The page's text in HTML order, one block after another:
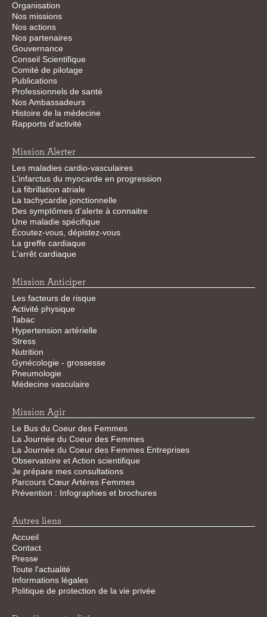
Organisation
Nos missions
Nos actions
Nos partenaires
Gouvernance
Conseil Scientifique
Comité de pilotage
Publications
Professionnels de santé
Nos Ambassadeurs
Histoire de la médecine
Rapports d'activité
Mission Alerter
Les maladies cardio-vasculaires
L'infarctus du myocarde en progression
La fibrillation atriale
La tachycardie jonctionnelle
Des symptômes d’alerte à connaitre
Une maladie spécifique
Écoutez-vous, dépistez-vous
La greffe cardiaque
L'arrêt cardiaque
Mission Anticiper
Les facteurs de risque
Activité physique
Tabac
Hypertension artérielle
Stress
Nutrition
Gynécologie - grossesse
Pneumologie
Médecine vasculaire
Mission Agir
Le Bus du Coeur des Femmes
La Journée du Coeur des Femmes
La Journée du Coeur des Femmes Entreprises
Observatoire et Action scientifique
Je prépare mes consultations
Parcours Cœur Artères Femmes
Prévention : Infographies et brochures
Autres liens
Accueil
Contact
Presse
Toute l'actualité
Informations légales
Politique de protection de la vie privée